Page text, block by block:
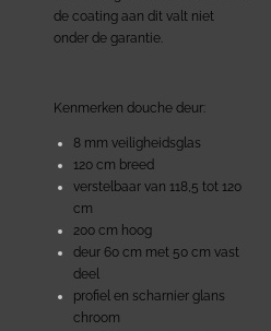
de coating aan dit valt niet
onder de garantie.
Kenmerken douche deur:
8 mm veiligheidsglas
120 cm breed
verstelbaar van 118,5 tot 120
cm
200 cm hoog
deur 60 cm met 50 cm vast
deel
profiel en scharnier glans
chroom